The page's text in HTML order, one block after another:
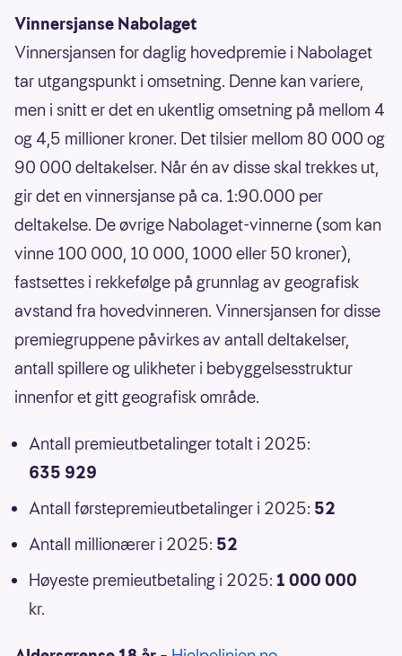
Vinnersjanse Nabolaget
Vinnersjansen for daglig hovedpremie i Nabolaget
tar utgangspunkt i omsetning. Denne kan variere,
men i snitt er det en ukentlig omsetning på mellom 4
og 4,5 millioner kroner. Det tilsier mellom 80 000 og
90 000 deltakelser. Når én av disse skal trekkes ut,
gir det en vinnersjanse på ca. 1:90.000 per
deltakelse. De øvrige Nabolaget-vinnerne (som kan
vinne 100 000, 10 000, 1000 eller 50 kroner),
fastsettes i rekkefølge på grunnlag av geografisk
avstand fra hovedvinneren. Vinnersjansen for disse
premiegruppene påvirkes av antall deltakelser,
antall spillere og ulikheter i bebyggelsesstruktur
innenfor et gitt geografisk område.
Antall premieutbetalinger totalt i 2025:
635 929
Antall førstepremieutbetalinger i 2025: 52
Antall millionærer i 2025: 52
Høyeste premieutbetaling i 2025: 1 000 000
kr.